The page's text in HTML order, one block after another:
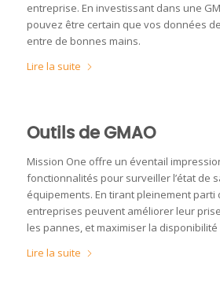
entreprise. En investissant dans une
pouvez être certain que vos données
entre de bonnes mains.
Lire la suite
Outils de GMAO
Mission One offre un éventail
fonctionnalités pour surveiller l’état de
équipements. En tirant pleinement parti
entreprises peuvent améliorer leur
les pannes, et maximiser la
Lire la suite